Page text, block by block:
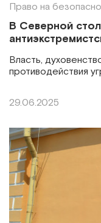
Право на
В Северной
Власть, духовенство
противодействия
29.06.2025